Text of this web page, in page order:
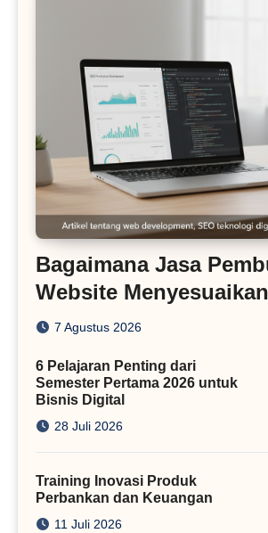
Bagaimana Jasa
Website
dengan Algoritma SEO
7 Agustus 2026
6 Pelajaran Penting dari
Semester Pertama 2026 untuk
Bisnis Digital
28 Juli 2026
Training Inovasi Produk
Perbankan dan Keuangan
11 Juli 2026